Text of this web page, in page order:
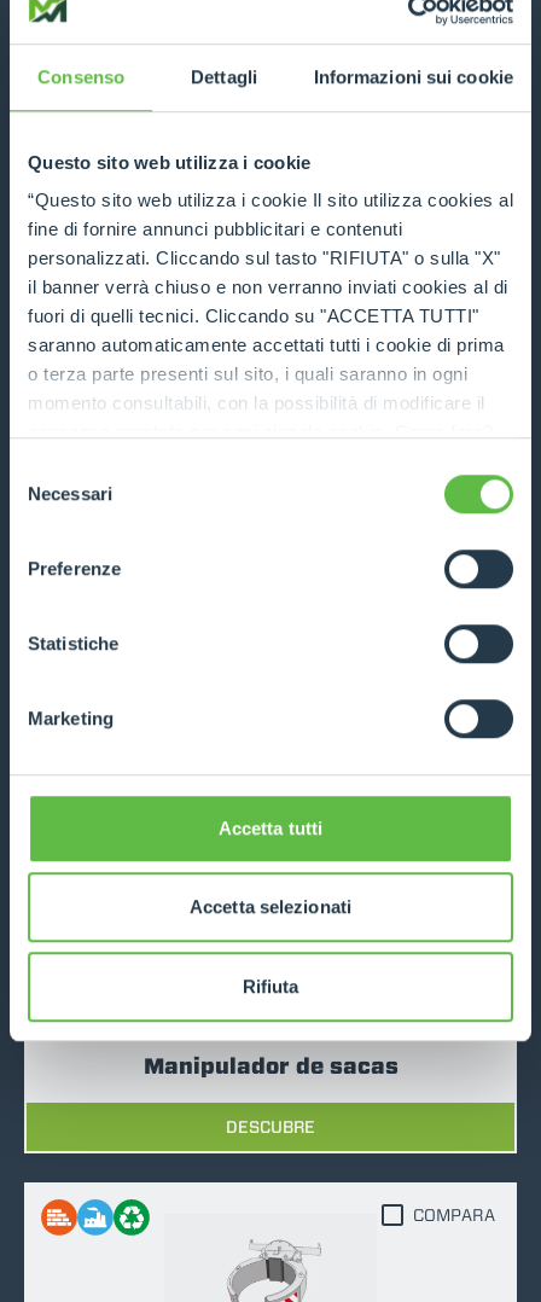
Consenso Dettagli Informazioni sui cookie
Questo sito web utilizza i cookie
“Questo sito web utilizza i cookie Il sito utilizza cookies al
fine di fornire annunci pubblicitari e contenuti
personalizzati. Cliccando sul tasto "RIFIUTA" o sulla "X"
il banner verrà chiuso e non verranno inviati cookies al di
fuori di quelli tecnici. Cliccando su "ACCETTA TUTTI"
saranno automaticamente accettati tutti i cookie di prima
o terza parte presenti sul sito, i quali saranno in ogni
momento consultabili, con la possibilità di modificare il
ogni pagina, selezionare "Modifichi il suo consenso" e
dell'informativa completa nel footer presente in ogni
pagina. Per esercitare i diritti riconosciuti all'interessato ai
GDPR abbiamo predisposto una
apposita procedura.
delNecessari
Preferenze
Statistiche
Marketing
Accetta tutti
Accetta selezionati
Rifiuta
Pinza para tubos
DESCUBRE
Manipulador ruedas
DESCUBRE
COMPARA
Manipulador de sacas
DESCUBRE
COMPARA